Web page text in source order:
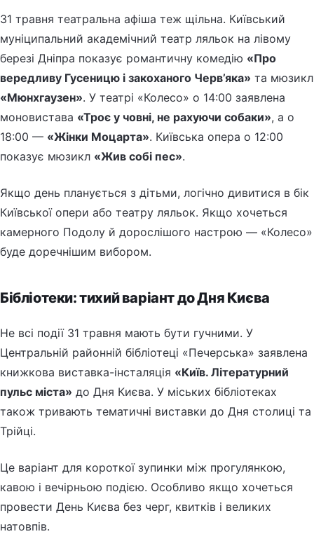
31 травня театральна афіша теж щільна. Київський
муніципальний академічний театр ляльок на лівому
березі Дніпра показує романтичну комедію «Про
вередливу Гусеницю і закоханого Черв’яка» та мюзикл
«Мюнхгаузен». У театрі «Колесо» о 14:00 заявлена
моновистава «Троє у човні, не рахуючи собаки», а о
18:00 — «Жінки Моцарта». Київська опера о 12:00
показує мюзикл «Жив собі пес».
Якщо день планується з дітьми, логічно дивитися в бік
Київської опери або театру ляльок. Якщо хочеться
камерного Подолу й дорослішого настрою — «Колесо»
буде доречнішим вибором.
Бібліотеки: тихий варіант до Дня Києва
Не всі події 31 травня мають бути гучними. У
Центральній районній бібліотеці «Печерська» заявлена
книжкова виставка-інсталяція «Київ. Літературний
пульс міста» до Дня Києва. У міських бібліотеках
також тривають тематичні виставки до Дня столиці та
Трійці.
Це варіант для короткої зупинки між прогулянкою,
кавою і вечірньою подією. Особливо якщо хочеться
провести День Києва без черг, квитків і великих
натовпів.